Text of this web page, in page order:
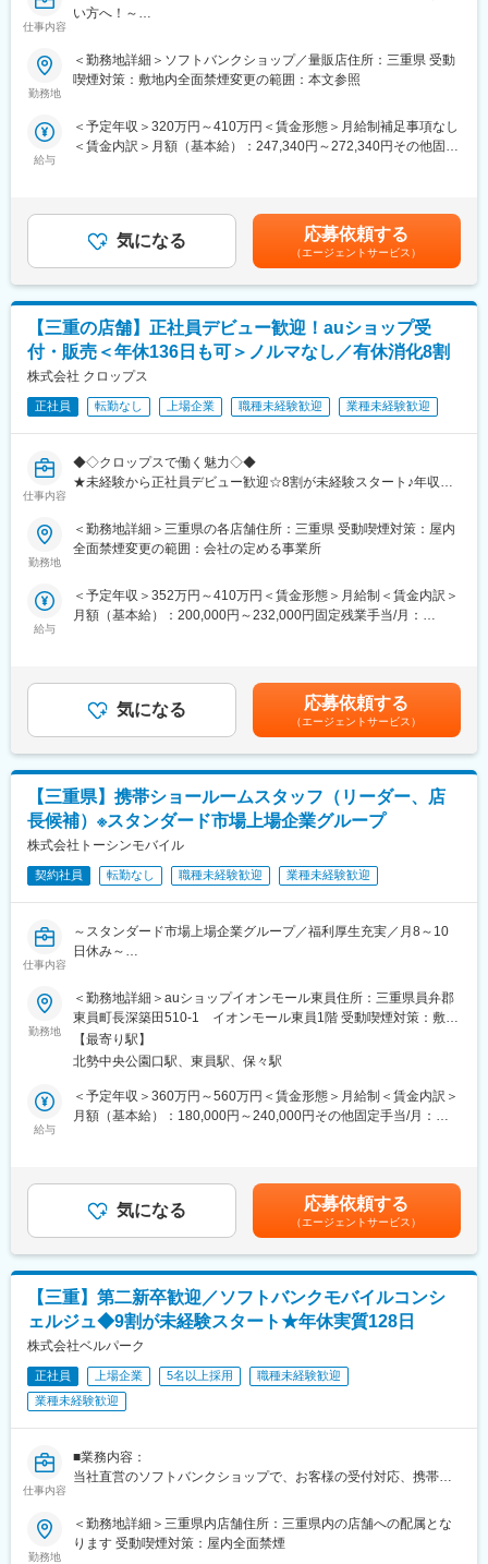
ど、多様なメンバーが集まるにぎやかなチームです
■魅力情報
・大切にしているのは、社員一人一人の声です
ずです。
い」どちの想いも応援します。当社には、スペシャリスト・マネ
ジメントなど多様なキャリアパスが用意されています。まずは採
用・教育から経験を積み、「なりたい姿」を見つけていきましょ
う。資格取得支援制度や研修もあるため、常に成長し続けられる
・安心して長く働ける安定基盤
年間休日122日以上。さらに毎年5日間の連続休暇が取れるリフレ
ッシュ休暇制度もあり、しっかりリフレッシュできます。産休・
ントを迎えても安心してキャリアを続けられる制度と風土があり
ます。
変更の範囲：会社の定める業務
仕事内容
い方へ！～
●研修充実で完全未経験でも安心！入社後や配属後等様々な研修を
ご用意
●平均残業10h／年休123日／年間100名以上の正社員化実績有の
登用制度完備／東証プライム上場
て、携帯電話を中心とした商材・各サービスの提案等を担当頂き
ます。
■業務詳細
・接客業務
・販促ツール作成（例：POP作成）
・店頭キャンペーン企画
・セールス向上に向けた各種プロモーション
■入社後の流れ／研修
や商材知識、店頭での立ち振る舞い等、実務に基づいた丁寧な指
導のもと、基礎的な内容から学んでいただきます。
形式のフォローアップ(OJT)研修や先輩社員とのロールプレイン
グ、eラーニング研修等を通して、着実に成長できる環境をご用意
■キャリアパス
まず1人前の接客技術を身に着けていただき、徐々に後輩指導やリ
ジョブポスティング制度を活用して営業企画やマーケティング、
グループ企業でご活躍いただく等、多岐にわたるキャリアアップ
が目指せます。
■正社員登用制度
半年に1回（年2回）受験いただくことができ、
全国で年間100名以上の方が正社員化されております。
■目標設定
たします。
その他、定性観点でも詳細に目標設定を行うため、ご自身が日々
業務で意識することを明確に定め、やりがいや達成感をもって働
■希望休取得
シフト制のため、毎月シフト提出時に希望をご提示していただけ
れば、比較的通りやすい環境です。（土日祝出社必須）
変更の範囲：会社の定める業務
勤務地
＜勤務地詳細＞ソフトバンクショップ／量販店住所：三重県 受動
喫煙対策：敷地内全面禁煙変更の範囲：本文参照
給与
＜予定年収＞320万円～410万円＜賃金形態＞月給制補足事項なし
＜賃金内訳＞月額（基本給）：247,340円～272,340円その他固定
上下する可能性があります。月給(月額)は固定手当を含めた表記で
す。
気になる 応募依頼する
（エージェントサービス）
【三重の店舗】正社員デビュー歓迎！auショップ受
付・販売＜年休136日も可＞ノルマなし／有休消化8割
株式会社 クロップス
正社員 転勤なし 上場企業 職種未経験歓迎 業種未経験歓迎
仕事内容
◆◇クロップスで働く魅力◇◆
★未経験から正社員デビュー歓迎☆8割が未経験スタート♪年収
★年休136日も可・有休消化85％と働きやさ◎長期連休OK！土日
休みも可
★ノルマなし！ビジネスマナーから学び直せる◎今後役に立つ知
識や営業・対人スキル身につく
■職務内容：
auショップでご来店されたお客様に対する接客・受付をお任せ致
します
■具体的には：
・料金収納手続き
・料金プラン変更
・機種変更
・新規契約
・故障対応
■働き方：
休日の制度がしっかりしているため、毎月9～11日間の休日が確
毎月3日間は、好きな日を指定出来る「希望休」制度もあり、土日
や連続での希望を出すことも可能。
・年休120日＋リフレッシュ休暇(5連休)＋月1回の有給取得推奨で
年間130日以上の休みは可能
・残業は平均23.4時間程度
・有給消化率85％以上
・産育休取得率100％（復帰後は時短勤務など応相談）
■評価制度：
販売力やお客さまから声も評価の対象にしています。
優秀店長賞をはじめとした表彰制度など、目に見える形でクリア
■入社後：
・入社後～3か月：まずは料金プラン、機種変更、端末の使用方法
の説明など、一つひとつ学びます。
その後、教育担当の先輩の横で仕事を見学。接客の流れやご案内
方法をしっかり見て覚えていただきます。
配属後は必ず教育担当の先輩がつきます。
■インセンティブ・資格手当：
が月給にプラスされるケースもあります。
また3つあるKDDI（キャリア）の資格試験に合格すると、その時
頑張れば頑張るほど、年収が1年目から、最大で30～40万円ほど
も増える可能性もあります
勤務地
＜勤務地詳細＞三重県の各店舗住所：三重県 受動喫煙対策：屋内
全面禁煙変更の範囲：会社の定める事業所
給与
＜予定年収＞352万円～410万円＜賃金形態＞月給制＜賃金内訳＞
月額（基本給）：200,000円～232,000円固定残業手当/月：
年2回■昇給年1回■新入社員応援手当：試用期間17,000円/月（入
社後、最大3ヶ月）、8,500円/月（試用期間終了後、3ヶ月）。試
用期間終了後、インセンティブ対象（月平均2万。最大12万）■モ
デル年収：27歳（経験3年）：年収450万円32歳（経験4年）：年
収612万円賃金はあくまでも目安の金額であり、選考を通じて上
下する可能性があります。月給(月額)は固定手当を含めた表記で
す。
気になる 応募依頼する
（エージェントサービス）
【三重県】携帯ショールームスタッフ（リーダー、店
長候補）※スタンダード市場上場企業グループ
株式会社トーシンモバイル
契約社員 転勤なし 職種未経験歓迎 業種未経験歓迎
仕事内容
～スタンダード市場上場企業グループ／福利厚生充実／月8～10
日休み～
■採用背景：
au・Softbank・ワイモバイル・UQスポットの一次代理店として、
各キャリアの販売店を運営する当社。愛知県を中心に、4県にわた
ってショップを展開しています。顧客満足度をさらに高めていく
ためにも、接客に力を入れていきたいと考え、メンバーを増員す
ることになりました。
そんなちょっとした気遣いで、「ありがとう、あなたが担当でよ
かった」といった嬉しいお言葉をいただけるやりがいがありま
■業務内容：
携帯ショールームスタッフとして、新規申込／機種変更／プラン
変更等の携帯電話の各種契約手続き、故障の修理相談対応等を担
当いただきます。
■業務詳細：
・故障の修理相談対応
・プラン内容や操作方法の案内
・店舗イベント企画、運営
└営業と連携しながら行っていただきます。
勤務地
＜勤務地詳細＞auショップイオンモール東員住所：三重県員弁郡
東員町長深築田510-1 イオンモール東員1階 受動喫煙対策：敷地
内全面禁煙
【最寄り駅】
北勢中央公園口駅、東員駅、保々駅
給与
＜予定年収＞360万円～560万円＜賃金形態＞月給制＜賃金内訳＞
月額（基本給）：180,000円～240,000円その他固定手当/月：
無＞有＜残業手当＞有＜給与補足＞・昇給年1回（7月※特別昇給
随時あり）・賞与年2回（7月、12月※昨年度実績：年2回）賃金は
あくまでも目安の金額であり、選考を通じて上下する可能性があ
ります。月給(月額)は固定手当を含めた表記です。
気になる 応募依頼する
（エージェントサービス）
【三重】第二新卒歓迎／ソフトバンクモバイルコンシ
ェルジュ◆9割が未経験スタート★年休実質128日
株式会社ベルパーク
正社員 上場企業 5名以上採用
職種未経験歓迎
業種未経験歓迎
仕事内容
■業務内容：
当社直営のソフトバンクショップで、お客様の受付対応、携帯電
します。
◇受付対応
勤務地
＜勤務地詳細＞三重県内店舗住所：三重県内の店舗への配属とな
ります 受動喫煙対策：屋内全面禁煙